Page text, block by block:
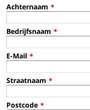
Achternaam *
Bedrijfsnaam *
E-Mail *
Straatnaam *
Postcode *